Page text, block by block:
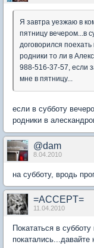
Я завтра уезжаю в
пятницу вечером...в
договорился
родники то ли в
988-516-37-57, если
мне в пятницу...
если в субботу
родники в
@dam
8.04.2010
на субботу, вродь
=ACCEPT=
11.04.2010
Покататься в